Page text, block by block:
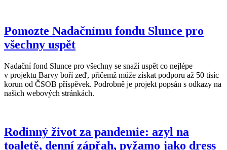
Pomozte Nadačnímu fondu Slunce pro
všechny uspět
Nadační fond Slunce pro všechny se snaží uspět co nejlépe
v projektu Barvy boří zeď, přičemž může získat podporu až 50 tisíc
korun od ČSOB příspěvek. Podrobně je projekt popsán s odkazy na
našich webových stránkách.
Rodinný život za pandemie: azyl na
toaletě, denní zápřah, pyžamo jako dress